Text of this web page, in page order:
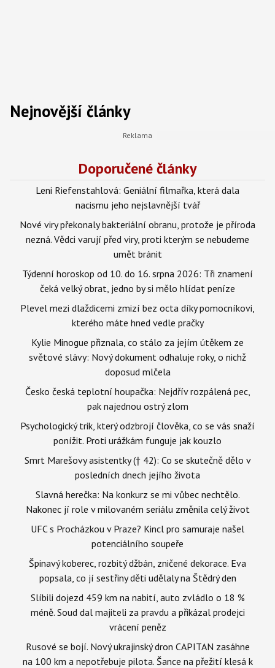
Nejnovější články
Doporučené články
Leni Riefenstahlová: Geniální filmařka, která dala
nacismu jeho nejslavnější tvář
Nové viry překonaly bakteriální obranu, protože je příroda
nezná. Vědci varují před viry, proti kterým se nebudeme
umět bránit
Týdenní horoskop od 10. do 16. srpna 2026: Tři znamení
čeká velký obrat, jedno by si mělo hlídat peníze
Plevel mezi dlaždicemi zmizí bez octa díky pomocníkovi,
kterého máte hned vedle pračky
Kylie Minogue přiznala, co stálo za jejím útěkem ze
světové slávy: Nový dokument odhaluje roky, o nichž
doposud mlčela
Česko česká teplotní houpačka: Nejdřív rozpálená pec,
pak najednou ostrý zlom
Psychologický trik, který odzbrojí člověka, co se vás snaží
ponížit. Proti urážkám funguje jak kouzlo
Smrt Marešovy asistentky († 42): Co se skutečně dělo v
posledních dnech jejího života
Slavná herečka: Na konkurz se mi vůbec nechtělo.
Nakonec jí role v milovaném seriálu změnila celý život
UFC s Procházkou v Praze? Kincl pro samuraje našel
potenciálního soupeře
Špinavý koberec, rozbitý džbán, zničené dekorace. Eva
popsala, co jí sestřiny děti udělaly na Štědrý den
Slíbili dojezd 459 km na nabití, auto zvládlo o 18 %
méně. Soud dal majiteli za pravdu a přikázal prodejci
vrácení peněz
Rusové se bojí. Nový ukrajinský dron CAPITAN zasáhne
na 100 km a nepotřebuje pilota. Šance na přežití klesá k